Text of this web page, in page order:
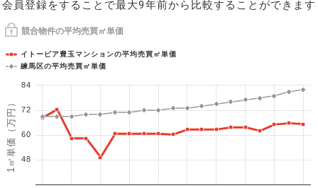
会員登録をすることで最大9年前から比較することができます
競合物件の平均売買㎡単価
1㎡単価（万円）
イトーピア豊玉マンションの平均売買㎡単価
練馬区の平均売買㎡単価
48
60
72
84